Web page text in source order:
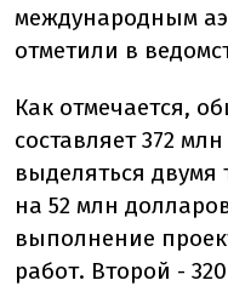
международным
отметили в
Как отмечается,
составляет 372
выделяться
на 52 млн
выполнение
работ. Второй -